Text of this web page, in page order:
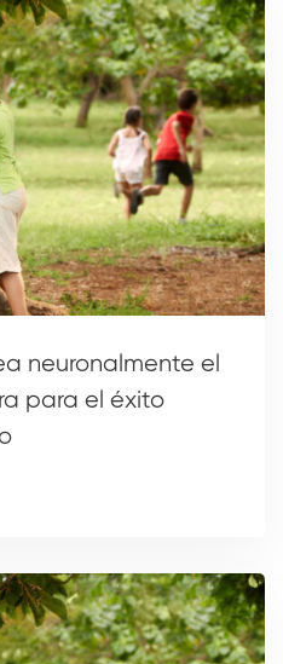
neuronalmente el
para el éxito